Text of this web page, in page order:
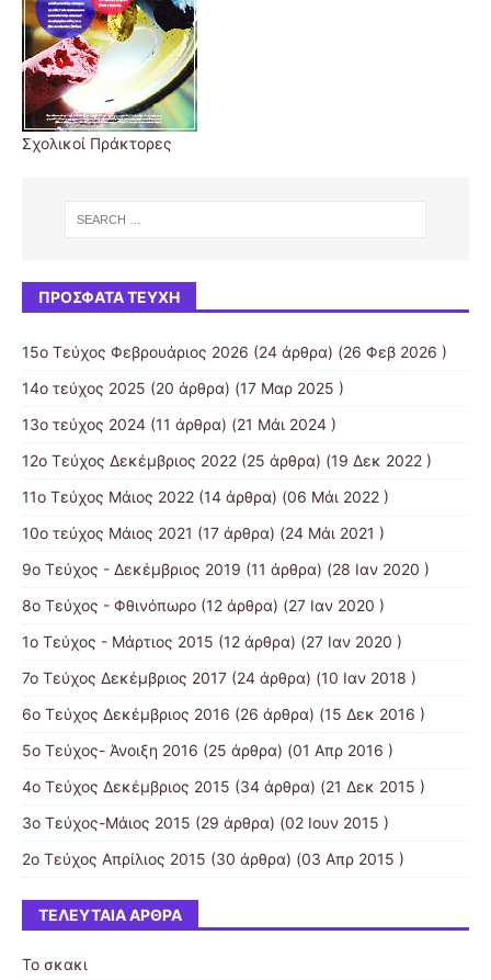
Σχολικοί Πράκτορες
ΠΡΌΣΦΑΤΑ ΤΕΎΧΗ
15ο Τεύχος Φεβρουάριος 2026 (24 άρθρα) (26 Φεβ 2026 )
14ο τεύχος 2025 (20 άρθρα) (17 Μαρ 2025 )
13ο τεύχος 2024 (11 άρθρα) (21 Μάι 2024 )
12ο Τεύχος Δεκέμβριος 2022 (25 άρθρα) (19 Δεκ 2022 )
11ο Τεύχος Μάιος 2022 (14 άρθρα) (06 Μάι 2022 )
10o τεύχος Μάιος 2021 (17 άρθρα) (24 Μάι 2021 )
9ο Τεύχος - Δεκέμβριος 2019 (11 άρθρα) (28 Ιαν 2020 )
8ο Τεύχος - Φθινόπωρο (12 άρθρα) (27 Ιαν 2020 )
1ο Τεύχος - Μάρτιος 2015 (12 άρθρα) (27 Ιαν 2020 )
7ο Τεύχος Δεκέμβριος 2017 (24 άρθρα) (10 Ιαν 2018 )
6ο Τεύχος Δεκέμβριος 2016 (26 άρθρα) (15 Δεκ 2016 )
5ο Τεύχος- Άνοιξη 2016 (25 άρθρα) (01 Απρ 2016 )
4ο Τεύχος Δεκέμβριος 2015 (34 άρθρα) (21 Δεκ 2015 )
3ο Τεύχος-Μάιος 2015 (29 άρθρα) (02 Ιουν 2015 )
2ο Τεύχος Απρίλιος 2015 (30 άρθρα) (03 Απρ 2015 )
ΤΕΛΕΥΤΑΊΑ ΆΡΘΡΑ
Το σκακι